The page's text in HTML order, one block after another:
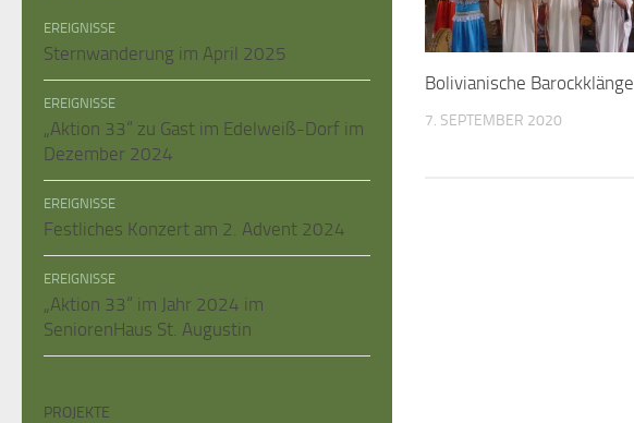
Bolivianische Barockklänge
7. SEPTEMBER 2020
EREIGNISSE
Sternwanderung im April 2025
EREIGNISSE
„Aktion 33“ zu Gast im Edelweiß-Dorf im
Dezember 2024
EREIGNISSE
Festliches Konzert am 2. Advent 2024
EREIGNISSE
„Aktion 33“ im Jahr 2024 im
SeniorenHaus St. Augustin
PROJEKTE